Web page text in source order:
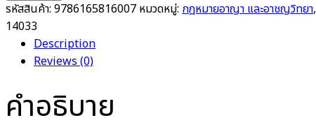
รหัสสินค้า: 9786165816007 หมวดหมู่: กฎหมายอาญา และอาชญวิทยา,
14033
Description
Reviews (0)
คำอธิบาย